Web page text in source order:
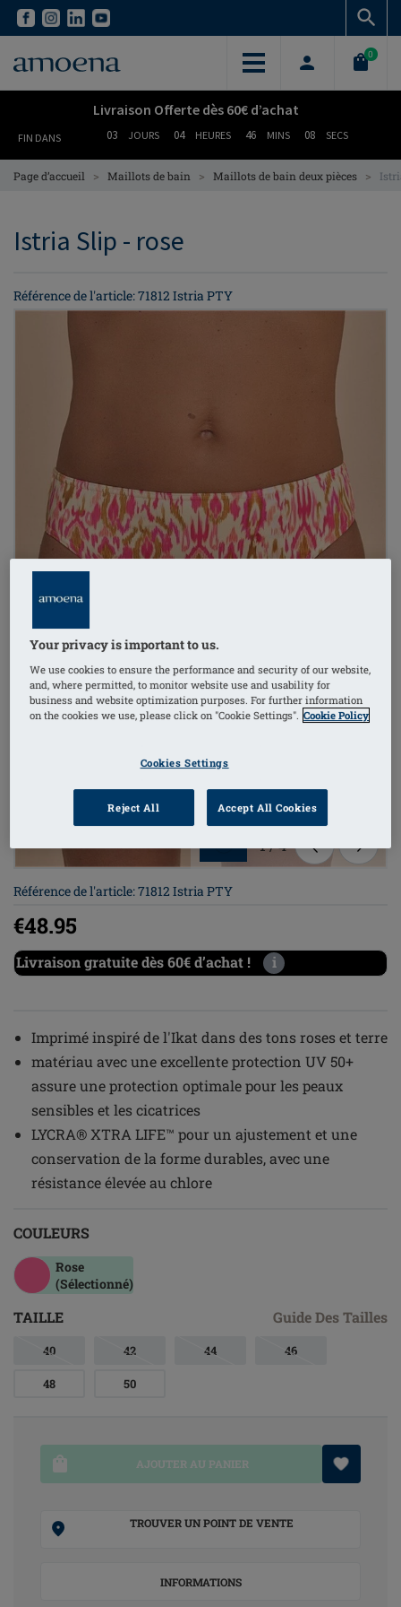
Skip
content
Skip
content
0
Livraison Offerte dès 60€ d’achat
FIN DANS 03 JOURS 04 HEURES 46 MINS 08 SECS
Page d’accueil > Maillots de bain > Maillots de bain deux pièces >
Istria Slip - rose
Référence de l'article: 71812 Istria PTY
1/4
Référence de l'article: 71812 Istria PTY
€48.95
Livraison gratuite dès 60€ d’achat ! i
Imprimé inspiré de l'Ikat dans des tons roses et terre
matériau avec une excellente protection UV 50+
assure une protection optimale pour les peaux
sensibles et les cicatrices
LYCRA® XTRA LIFE™ pour un ajustement et une
conservation de la forme durables, avec une
résistance élevée au chlore
COULEURS
Rose
(Sélectionné)
TAILLE Guide Des Tailles
40 42 44 46
48 50
AJOUTER AU PANIER
TROUVER UN POINT DE VENTE
INFORMATIONS
Your privacy is important to us.
We use cookies to ensure the performance and security of our website,
and, where permitted, to monitor website use and usability for
business and website optimization purposes. For further information
on the cookies we use, please click on "Cookie Settings". Cookie Policy
Cookies Settings
Reject All Accept All Cookies